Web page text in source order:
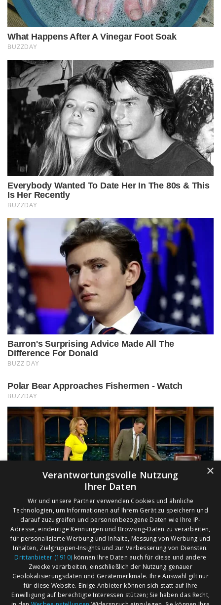
AGB Märkte nach Bundesländern
×
Verantwortungsvolle Nutzung
Ihrer Daten
Wir und unsere Partner verwenden Cookies und ähnliche
Technologien, um Informationen auf Ihrem Gerät zu speichern und
darauf zuzugreifen und personenbezogene Daten wie Ihre IP-
Adresse, eindeutige Kennungen und Browsing-Daten zu verarbeiten,
für personalisierte Werbung und Inhalte, Messung von Werbung und
Inhalten, Zielgruppen-Insights und zur Verbesserung von Diensten.
Drittanbieter (1910) können Ihre Daten auch für diese und andere
Zwecke verarbeiten, einschließlich der Nutzung genauer
Geolokalisierungsdaten und Gerätemerkmale. Ihre Auswahl gilt nur
für diese Website. Einige Anbieter können sich statt auf Ihre
Einwilligung auf berechtigte Interessen stützen; Sie haben das Recht,